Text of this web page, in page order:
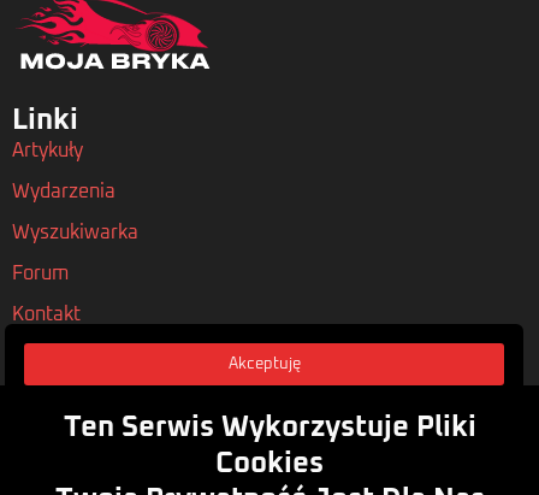
Linki
Artykuły
Wydarzenia
Wyszukiwarka
Forum
Kontakt
Nasze Polityki
Regulamin
Akceptuję
Ten Serwis Wykorzystuje Pliki
Cookies